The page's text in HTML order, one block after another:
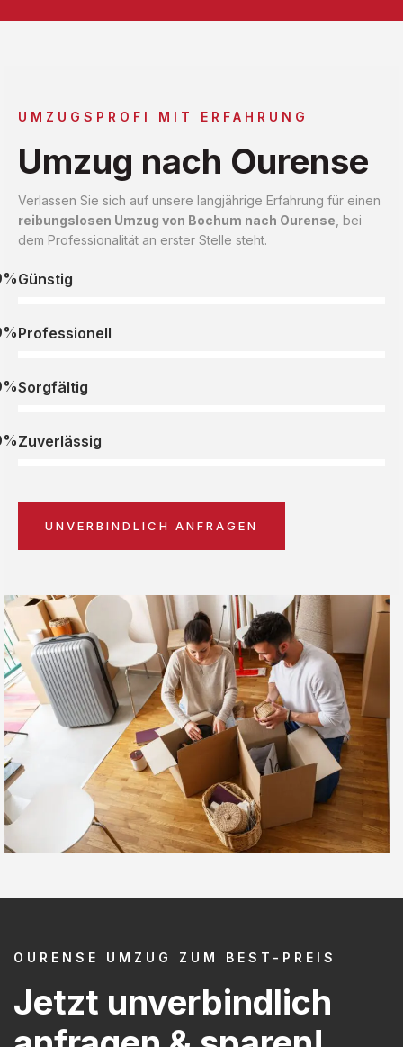
UMZUGSPROFI MIT ERFAHRUNG
Umzug nach Ourense
Verlassen Sie sich auf unsere langjährige Erfahrung für einen
reibungslosen Umzug von Bochum nach Ourense , bei
dem Professionalität an erster Stelle steht.
Günstig
Professionell
Sorgfältig
Zuverlässig
UNVERBINDLICH ANFRAGEN
OURENSE UMZUG ZUM BEST-PREIS
Jetzt unverbindlich